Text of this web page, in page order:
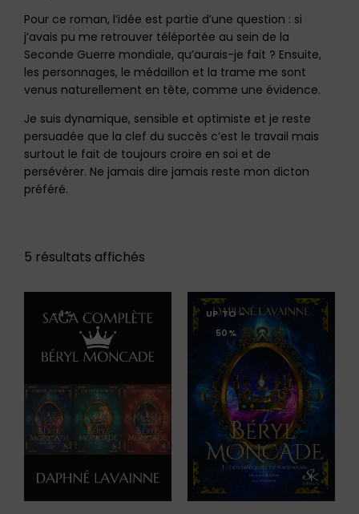
Pour ce roman, l’idée est partie d’une question : si
j’avais pu me retrouver téléportée au sein de la
Seconde Guerre mondiale, qu’aurais-je fait ? Ensuite,
les personnages, le médaillon et la trame me sont
venus naturellement en tête, comme une évidence.
Je suis dynamique, sensible et optimiste et je reste
persuadée que la clef du succès c’est le travail mais
surtout le fait de toujours croire en soi et de
persévérer. Ne jamais dire jamais reste mon dicton
préféré.
5 résultats affichés
-4% UP TO -
50%